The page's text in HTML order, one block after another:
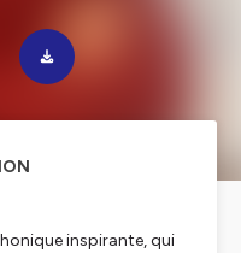
inspirante, qui